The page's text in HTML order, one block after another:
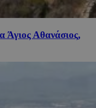
Άγιος Αθανάσιος,